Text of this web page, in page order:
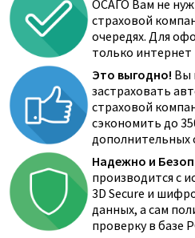
ОСАГО Вам не
страховой
очередях. Для
только интернет
Это выгодно! Вы
застраховать
страховой
сэкономить до
дополнительных
Надежно и
производится с
3D Secure и
данных, а сам
проверку в базе